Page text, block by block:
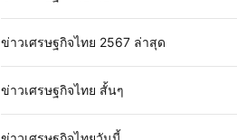
ข่าวเศรษฐกิจไทย 2567 ล่าสุด
ข่าวเศรษฐกิจไทย สั้นๆ